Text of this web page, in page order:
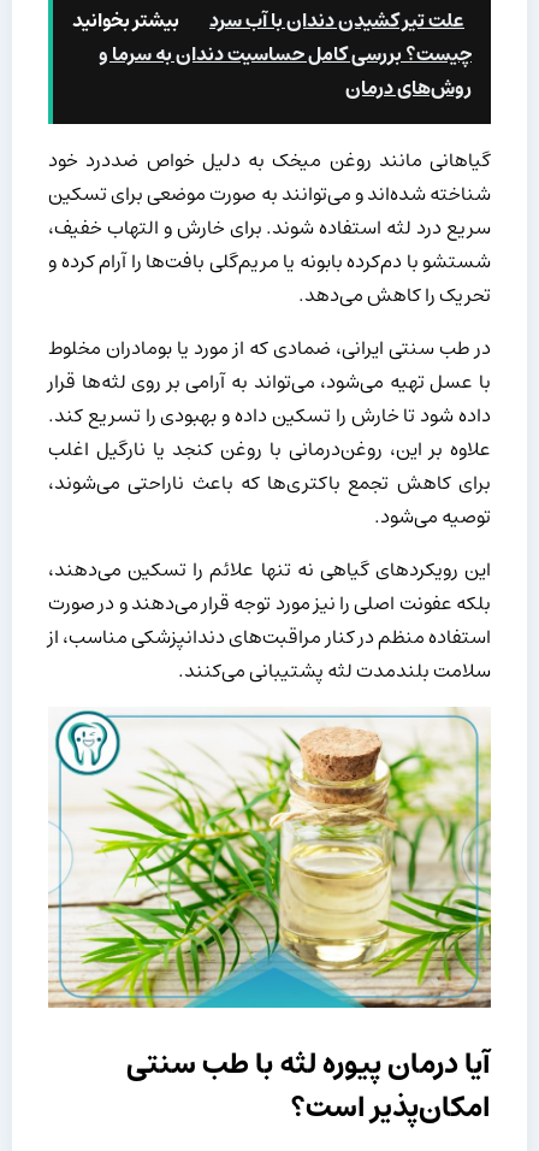
بیشتر بخوانید
علت تیر کشیدن دندان با آب سرد
چیست؟ بررسی کامل حساسیت دندان به سرما و
روش‌های درمان
گیاهانی مانند روغن میخک به دلیل خواص ضددرد خود
شناخته شده‌اند و می‌توانند به صورت موضعی برای تسکین
سریع درد لثه استفاده شوند. برای خارش و التهاب خفیف،
شستشو با دم‌کرده بابونه یا مریم‌گلی بافت‌ها را آرام کرده و
تحریک را کاهش می‌دهد.
در طب سنتی ایرانی، ضمادی که از مورد یا بومادران مخلوط
با عسل تهیه می‌شود، می‌تواند به آرامی بر روی لثه‌ها قرار
داده شود تا خارش را تسکین داده و بهبودی را تسریع کند.
علاوه بر این، روغن‌درمانی با روغن کنجد یا نارگیل اغلب
برای کاهش تجمع باکتری‌ها که باعث ناراحتی می‌شوند،
توصیه می‌شود.
این رویکردهای گیاهی نه تنها علائم را تسکین می‌دهند،
بلکه عفونت اصلی را نیز مورد توجه قرار می‌دهند و در صورت
استفاده منظم در کنار مراقبت‌های دندانپزشکی مناسب، از
سلامت بلندمدت لثه پشتیبانی می‌کنند.
آیا درمان پیوره لثه با طب سنتی
امکان‌پذیر است؟